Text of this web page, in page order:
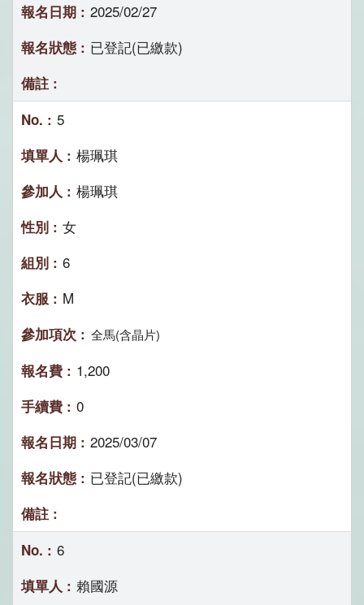
2025/02/27
已登記(已繳款)
5
楊珮琪
楊珮琪
女
6
M
全馬(含晶片)
1,200
0
2025/03/07
已登記(已繳款)
6
賴國源